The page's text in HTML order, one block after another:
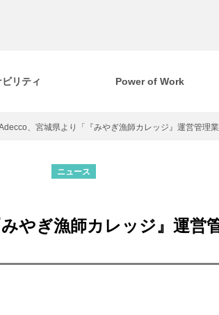
リティ Power of Work
、宮城県より「『みやぎ漁師カレッジ』運営管理
ニュース
やぎ漁師カレッジ』運営